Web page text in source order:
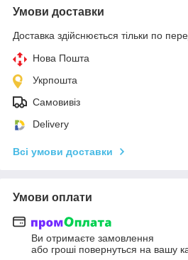
Умови доставки
Доставка здійснюється тільки по
Нова Пошта
Укрпошта
Самовивіз
Delivery
Всі умови доставки
Умови оплати
Ви отримаєте замовлення
або гроші повернуться на вашу